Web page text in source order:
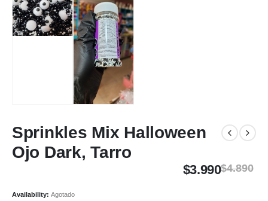
Sprinkles Mix Halloween
Ojo Dark, Tarro
$4.890
$3.990
Availability: Agotado